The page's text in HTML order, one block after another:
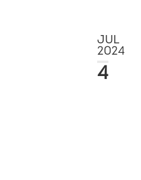
JUL
2024
4